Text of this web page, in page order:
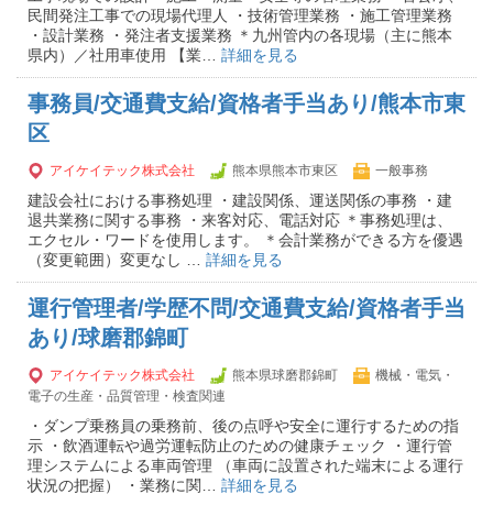
民間発注工事での現場代理人 ・技術管理業務 ・施工管理業務
・設計業務 ・発注者支援業務 ＊九州管内の各現場（主に熊本
県内）／社用車使用 【業… 詳細を見る
事務員/交通費支給/資格者手当あり/熊本市東
区
アイケイテック株式会社 熊本県熊本市東区 一般事務
建設会社における事務処理 ・建設関係、運送関係の事務 ・建
退共業務に関する事務 ・来客対応、電話対応 ＊事務処理は、
エクセル・ワードを使用します。 ＊会計業務ができる方を優遇
（変更範囲）変更なし … 詳細を見る
運行管理者/学歴不問/交通費支給/資格者手当
あり/球磨郡錦町
アイケイテック株式会社 熊本県球磨郡錦町
機械・電気・
電子の生産・品質管理・検査関連
・ダンプ乗務員の乗務前、後の点呼や安全に運行するための指
示 ・飲酒運転や過労運転防止のための健康チェック ・運行管
理システムによる車両管理 （車両に設置された端末による運行
状況の把握） ・業務に関… 詳細を見る